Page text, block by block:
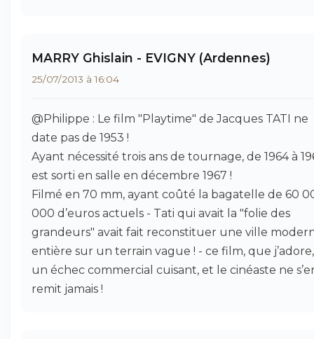
MARRY Ghislain - EVIGNY (Ardennes)
25/07/2013 à 16:04
@Philippe : Le film "Playtime" de Jacques TATI ne
date pas de 1953 !
Ayant nécessité trois ans de tournage, de 1964 à
est sorti en salle en décembre 1967 !
Filmé en 70 mm, ayant coûté la bagatelle de 60
000 d’euros actuels - Tati qui avait la "folie des
grandeurs" avait fait reconstituer une ville
entière sur un terrain vague ! - ce film, que
un échec commercial cuisant, et le cinéaste ne
remit jamais !